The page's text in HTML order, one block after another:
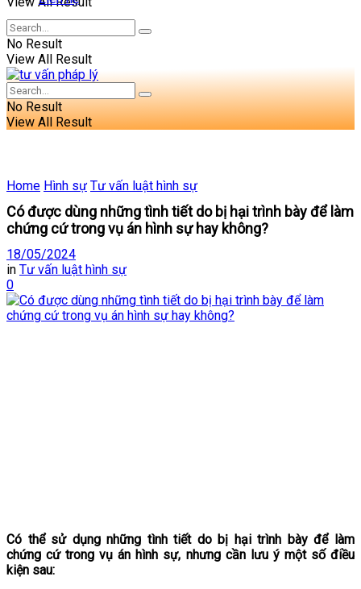
No Result
View All Result
No Result
View All Result
Home Hình sự Tư vấn luật hình sự
Có được dùng những tình tiết do bị hại trình bày để làm
chứng cứ trong vụ án hình sự hay không?
18/05/2024
in Tư vấn luật hình sự
0
Có thể sử dụng những tình tiết do bị hại trình bày để làm
chứng cứ trong vụ án hình sự, nhưng cần lưu ý một số điều
kiện sau: